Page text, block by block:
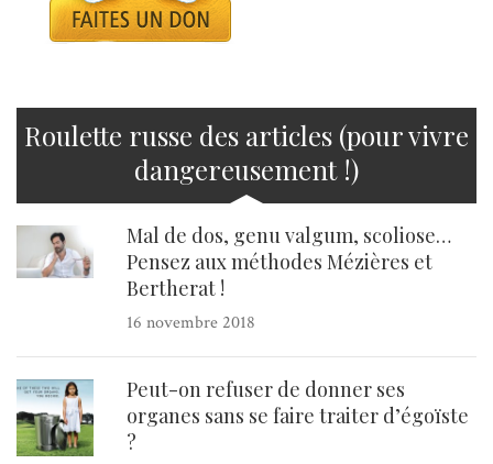
Roulette russe des articles (pour vivre
dangereusement !)
Mal de dos, genu valgum, scoliose…
Pensez aux méthodes Mézières et
Bertherat !
16 novembre 2018
Peut-on refuser de donner ses
organes sans se faire traiter d’égoïste
?